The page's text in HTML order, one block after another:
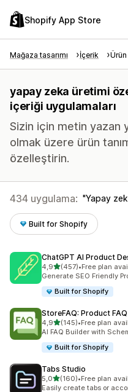
Shopify App Store
Mağaza tasarımı İçerik
yapay zeka üretimi
içeriği uygulamaları
Sizin için metin yazan
olmak üzere ürün
özelleştirin.
434 uygulama: Yapay
Built for Shopify
ChatGPT AI Product
4,95 yıldız üzerinden
(457)
toplam 457 değerlendirme
•Free plan
Generate SEO Friendly
Built for Shopify
StoreFAQ: Product
4,95 yıldız üzerinden
(145)
toplam 145 değerlendirme
•Free plan
AI FAQ Builder with
Built for Shopify
Tabs Studio
5,05 yıldız üzerinden
(160)
toplam 160 değerlendirme
•Free plan
Easily create tabs or